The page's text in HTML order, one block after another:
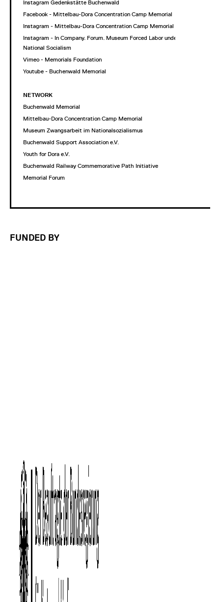
Instagram Gedenkstätte Buchenwald
Facebook - Mittelbau-Dora Concentration Camp Memorial
Instagram - Mittelbau-Dora Concentration Camp Memorial
Instagram - In Company. Forum. Museum Forced Labor under
National Socialism
Vimeo - Memorials Foundation
Youtube - Buchenwald Memorial
NETWORK
Buchenwald Memorial
Mittelbau-Dora Concentration Camp Memorial
Museum Zwangsarbeit im Nationalsozialismus
Buchenwald Support Association e.V.
Youth for Dora e.V.
Buchenwald Railway Commemorative Path Initiative
Memorial Forum
FUNDED BY